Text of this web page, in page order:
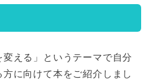
える」というテーマで自分
に向けて本をご紹介しまし